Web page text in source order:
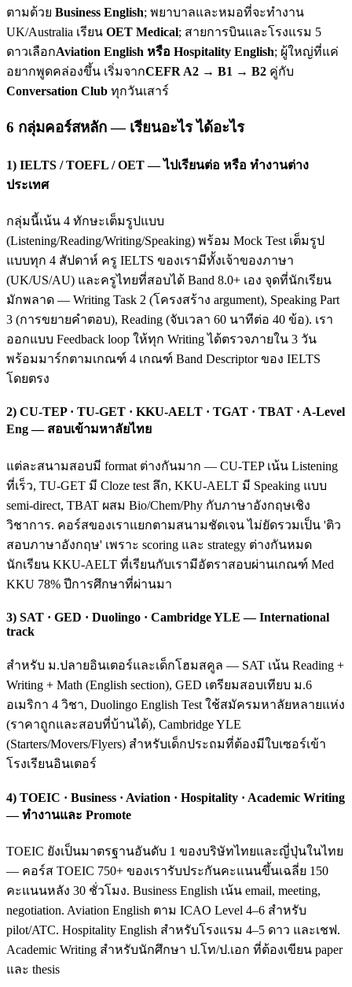
ตามด้วย Business English; พยาบาลและหมอที่จะทำงาน
UK/Australia เรียน OET Medical; สายการบินและโรงแรม 5
ดาวเลือกAviation English หรือ Hospitality English; ผู้ใหญ่ที่แค่
อยากพูดคล่องขึ้น เริ่มจากCEFR A2 → B1 → B2 คู่กับ
Conversation Club ทุกวันเสาร์
6 กลุ่มคอร์สหลัก — เรียนอะไร ได้อะไร
1) IELTS / TOEFL / OET — ไปเรียนต่อ หรือ ทำงานต่าง
ประเทศ
กลุ่มนี้เน้น 4 ทักษะเต็มรูปแบบ
(Listening/Reading/Writing/Speaking) พร้อม Mock Test เต็มรูป
แบบทุก 4 สัปดาห์ ครู IELTS ของเรามีทั้งเจ้าของภาษา
(UK/US/AU) และครูไทยที่สอบได้ Band 8.0+ เอง จุดที่นักเรียน
มักพลาด — Writing Task 2 (โครงสร้าง argument), Speaking Part
3 (การขยายคำตอบ), Reading (จับเวลา 60 นาทีต่อ 40 ข้อ). เรา
ออกแบบ Feedback loop ให้ทุก Writing ได้ตรวจภายใน 3 วัน
พร้อมมาร์กตามเกณฑ์ 4 เกณฑ์ Band Descriptor ของ IELTS
โดยตรง
2) CU-TEP · TU-GET · KKU-AELT · TGAT · TBAT · A-Level
Eng — สอบเข้ามหาลัยไทย
แต่ละสนามสอบมี format ต่างกันมาก — CU-TEP เน้น Listening
ที่เร็ว, TU-GET มี Cloze test ลึก, KKU-AELT มี Speaking แบบ
semi-direct, TBAT ผสม Bio/Chem/Phy กับภาษาอังกฤษเชิง
วิชาการ. คอร์สของเราแยกตามสนามชัดเจน ไม่ยัดรวมเป็น 'ติว
สอบภาษาอังกฤษ' เพราะ scoring และ strategy ต่างกันหมด
นักเรียน KKU-AELT ที่เรียนกับเรามีอัตราสอบผ่านเกณฑ์ Med
KKU 78% ปีการศึกษาที่ผ่านมา
3) SAT · GED · Duolingo · Cambridge YLE — International
track
สำหรับ ม.ปลายอินเตอร์และเด็กโฮมสคูล — SAT เน้น Reading +
Writing + Math (English section), GED เตรียมสอบเทียบ ม.6
อเมริกา 4 วิชา, Duolingo English Test ใช้สมัครมหาลัยหลายแห่ง
(ราคาถูกและสอบที่บ้านได้), Cambridge YLE
(Starters/Movers/Flyers) สำหรับเด็กประถมที่ต้องมีใบเซอร์เข้า
โรงเรียนอินเตอร์
4) TOEIC · Business · Aviation · Hospitality · Academic Writing
— ทำงานและ Promote
TOEIC ยังเป็นมาตรฐานอันดับ 1 ของบริษัทไทยและญี่ปุ่นในไทย
— คอร์ส TOEIC 750+ ของเรารับประกันคะแนนขึ้นเฉลี่ย 150
คะแนนหลัง 30 ชั่วโมง. Business English เน้น email, meeting,
negotiation. Aviation English ตาม ICAO Level 4–6 สำหรับ
pilot/ATC. Hospitality English สำหรับโรงแรม 4–5 ดาว และเชฟ.
Academic Writing สำหรับนักศึกษา ป.โท/ป.เอก ที่ต้องเขียน paper
และ thesis